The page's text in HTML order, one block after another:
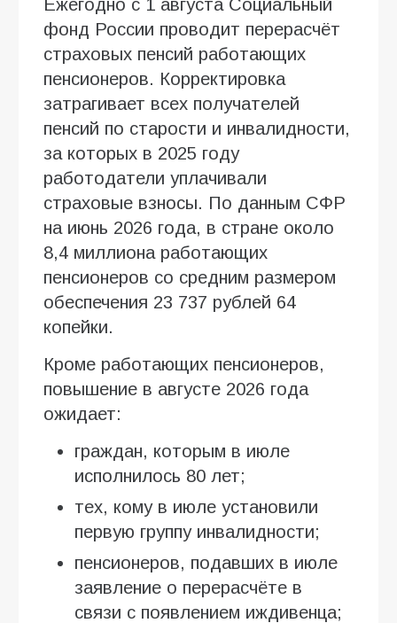
Ежегодно с 1 августа Социальный
фонд России проводит перерасчёт
страховых пенсий работающих
пенсионеров. Корректировка
затрагивает всех получателей
пенсий по старости и инвалидности,
за которых в 2025 году
работодатели уплачивали
страховые взносы. По данным СФР
на июнь 2026 года, в стране около
8,4 миллиона работающих
пенсионеров со средним размером
обеспечения 23 737 рублей 64
копейки.
Кроме работающих пенсионеров,
повышение в августе 2026 года
ожидает:
граждан, которым в июле
исполнилось 80 лет;
тех, кому в июле установили
первую группу инвалидности;
пенсионеров, подавших в июле
заявление о перерасчёте в
связи с появлением иждивенца;